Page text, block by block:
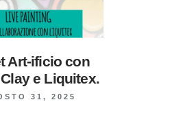
Art-ificio con
e Liquitex.
31, 2025